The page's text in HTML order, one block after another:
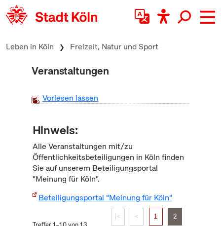
zum Inhalt springen
Leben in Köln Freizeit, Natur und Sport
Veranstaltungen
Vorlesen lassen
Hinweis:
Alle Veranstaltungen mit/zu
Öffentlichkeitsbeteiligungen in Köln finden
Sie auf unserem Beteiligungsportal
"Meinung für Köln".
Beteiligungsportal "Meinung für Köln"
|< < 1 2